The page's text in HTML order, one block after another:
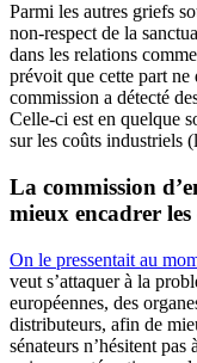
Parmi les autres griefs
non-respect de la
dans les relations
prévoit que cette part
commission a détecté
Celle-ci est en quelque
sur les coûts industriels
La commission
mieux encadrer les
On le pressentait au
veut s’attaquer à la
européennes, des
distributeurs, afin de
sénateurs n’hésitent